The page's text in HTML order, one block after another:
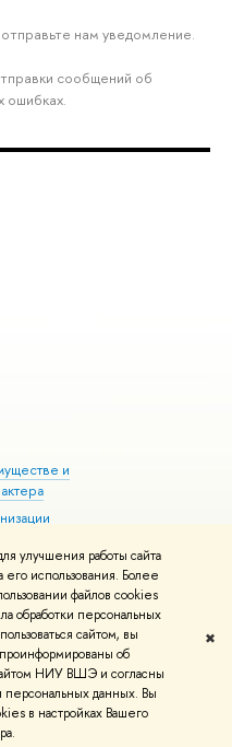
улучшения работы сайта
использования. Более
файлов cookies
обработки персональных
сайтом, вы
об
НИУ ВШЭ и согласны
персональных данных. Вы
в настройках Вашего
✖
нам уведомление.
сообщений об
ошибках.
и
здоровья
Условия использования
Карта сайта
вШколе дизайна НИУ ВШЭ